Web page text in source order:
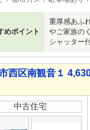
めポイント
重厚感あふ
やご家族の
シャッター
西区南観音１
中古住宅